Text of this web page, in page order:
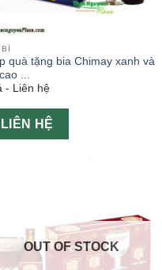
BỈ
quà tặng bia Chimay xanh và
...
- Liên hệ
LIÊN HỆ
OUT OF STOCK